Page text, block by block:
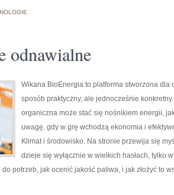
odnawialne
Wikana BioEnergia to platforma stworzona
sposób praktyczny, ale jednocześnie
organiczna może stać się nośnikiem energii,
uwagę, gdy w grę wchodzą ekonomia i
Klimat i środowisko. Na stronie przewija się
dzieje się wyłącznie w wielkich hasłach, tylko
potrzeb, jak ocenić jakość paliwa, i jak złożyć to